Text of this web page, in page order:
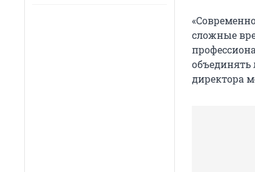
сложные
объединять
директора